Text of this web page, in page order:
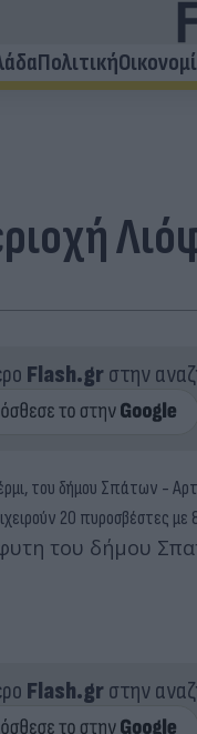
Πολιτική
Flash.grστην
του δήμου Σπάτων -
20 πυροσβέστες
του δήμου
Flash.grστην